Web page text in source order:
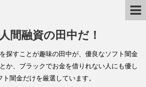
間融資の田中だ！
探すことが趣味の田中が、優良なソフト闇金
か、ブラックでお金を借りれない人にも優し
ト闇金だけを厳選しています。